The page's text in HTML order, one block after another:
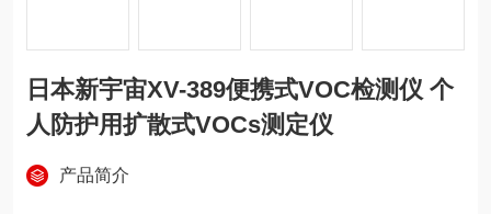
日本新宇宙XV-389便携式VOC检测仪 个
人防护用扩散式VOCs测定仪
产品简介